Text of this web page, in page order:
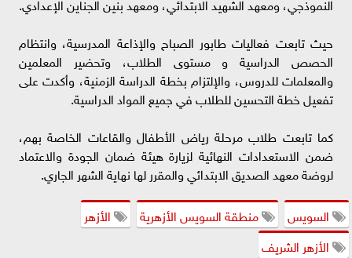
حيث تابعت فعاليات طابور الصباح والإذاعة المدرسية، وانتظام
الحصص الدراسية و مستوى الطلاب، وتحضير المعلمين
والمعلمات للدروس، والإلتزام بخطة الدراسة الزمنية، وأكدت على
تفعيل خطة التحسين للطلاب في جميع المواد الدراسية.
كما تابعت طلاب مرحلة رياض الأطفال والقاعات الخاصة بهم،
ضمن الاستعدادات النهائية لزيارة هيئة ضمان الجودة والاعتماد
لروضة معهد الصديق الابتدائي والمقرر لها نهاية الشهر الجاري.
السويس
منطقة السويس الأزهرية
الأزهر
الأزهر الشريف